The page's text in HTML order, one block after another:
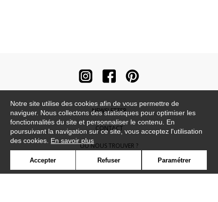
NEWSLETTER
CONTACT
OÙ NOUS TROUVER ?
CONTRACT
Notre site utilise des cookies afin de vous permettre de
naviguer. Nous collectons des statistiques pour optimiser les
fonctionnalités du site et personnaliser le contenu. En
poursuivant la navigation sur ce site, vous acceptez l'utilisation
des cookies. En savoir plus
Accepter Refuser Paramétrer